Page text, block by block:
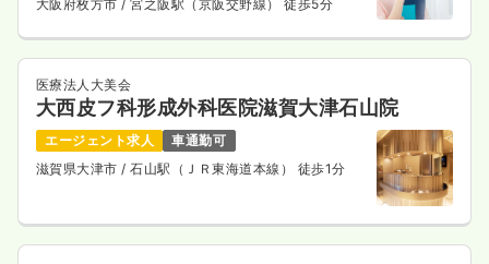
その他 正看護師 / 管理職
日勤のみ（常勤） 一時募集休止
給与 お問い合わせください
気になる 詳細を見る
大阪府枚方市/ 宮之阪駅（京阪交野線） 徒歩5分
医療法人大美会
大西皮フ科形成外科医院滋賀大津石山院
エージェント求人
車通勤可
滋賀県大津市/ 石山駅（ＪＲ東海道本線） 徒歩1分